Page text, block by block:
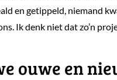
en getippeld, niemand
Ik denk niet dat zo’n
ouwe en